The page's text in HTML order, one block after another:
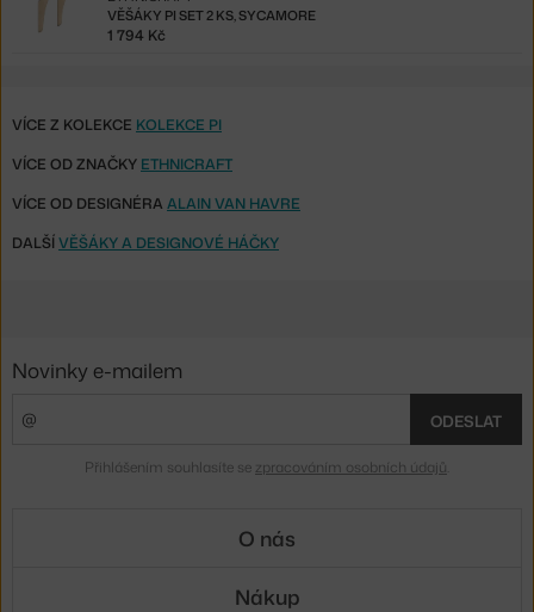
VĚŠÁKY PI SET 2 KS, SYCAMORE
1 794 Kč
VÍCE Z KOLEKCE KOLEKCE PI
VÍCE OD ZNAČKY ETHNICRAFT
VÍCE OD DESIGNÉRA ALAIN VAN HAVRE
DALŠÍVĚŠÁKY A DESIGNOVÉ HÁČKY
Novinky e-mailem
ODESLAT
Přihlášením souhlasíte se zpracováním osobních údajů
O nás
Nákup